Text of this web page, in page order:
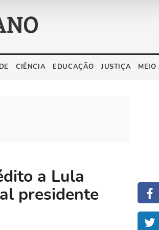
CIÊNCIA EDUCAÇÃO JUSTIÇA MEIO
a Lula
presidente